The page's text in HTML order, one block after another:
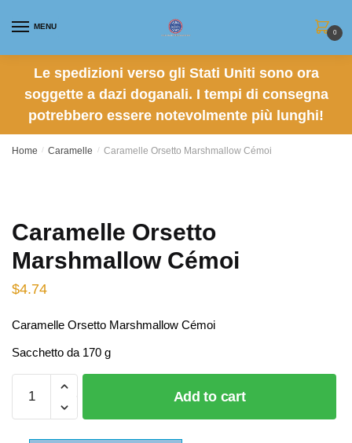
MENU
0
Le spedizioni verso gli Stati Uniti sono ora
soggette a dazi doganali. I tempi di consegna
potrebbero essere notevolmente più lunghi!
Home / Caramelle / Caramelle Orsetto Marshmallow Cémoi
Caramelle Orsetto
Marshmallow Cémoi
$4.74
Caramelle Orsetto Marshmallow Cémoi
Sacchetto da 170 g
Caramelle
Orsetto
Marshmallow
Cémoi
Add to cart